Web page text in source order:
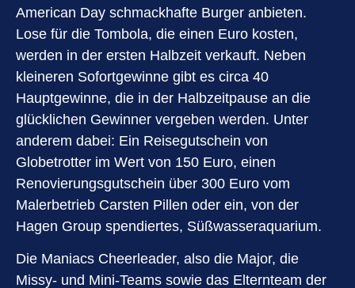
American Day schmackhafte Burger anbieten.
Lose für die Tombola, die einen Euro kosten,
werden in der ersten Halbzeit verkauft. Neben
kleineren Sofortgewinne gibt es circa 40
Hauptgewinne, die in der Halbzeitpause an die
glücklichen Gewinner vergeben werden. Unter
anderem dabei: Ein Reisegutschein von
Globetrotter im Wert von 150 Euro, einen
Renovierungsgutschein über 300 Euro vom
Malerbetrieb Carsten Pillen oder ein, von der
Hagen Group spendiertes, Süßwasseraquarium.
Die Maniacs Cheerleader, also die Major, die
Missy- und Mini-Teams sowie das Elternteam der